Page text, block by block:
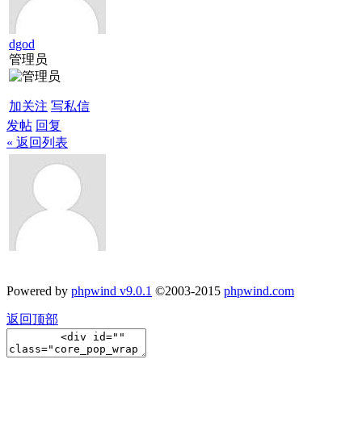
dgod
管理员
加关注 写私信
发帖 回复
« 返回列表
Powered by phpwind v9.0.1 ©2003-2015 phpwind.com
返回顶部